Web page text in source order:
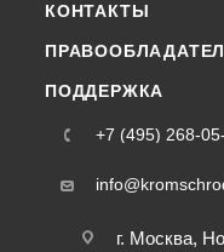
КОНТАКТЫ
ПОДДЕРЖКА
+7 (495) 268-
г. Москва,